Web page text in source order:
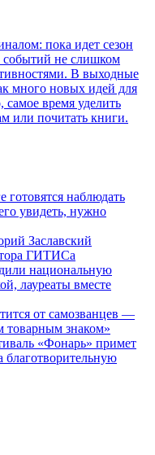
пока идет сезон
событий не слишком
В выходные
много новых идей для
время уделить
или почитать книги.
готовятся наблюдать
увидеть, нужно
Заславский
ГИТИСа
национальную
лауреаты вместе
от самозванцев —
товарным знаком»
«Фонарь» примет
благотворительную